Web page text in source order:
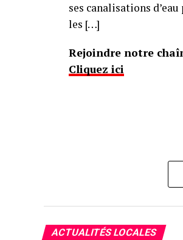
ses canalisations
les […]
Rejoindre notre
Cliquez ici
ACTUALITÉS LOCALES